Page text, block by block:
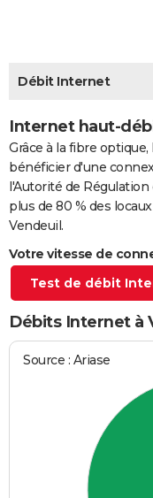
CARTE DE VOEUX
Carte de Noël
Carte Bonne année
Carte Saint-Valentin
Carte Pâques
Carte d'anniversaire
DICTIONNAIRE
PROGRAMME TV
S'inscrire
Se connecter
Lycées
Collèges
Primaires
Universités
Entreprises
Service militaire
Avis de recherche
Bricolage
Lifestyle
Culture
Sport
Auto
Television
Voyage
Cinema
Débit Internet
Internet haut-
Grâce à la fibre
bénéficier d'une
l'Autorité de
plus de 80 % des
Vendeuil.
Votre vitesse de
Test de débit
Débits Internet à
Source : Ariase